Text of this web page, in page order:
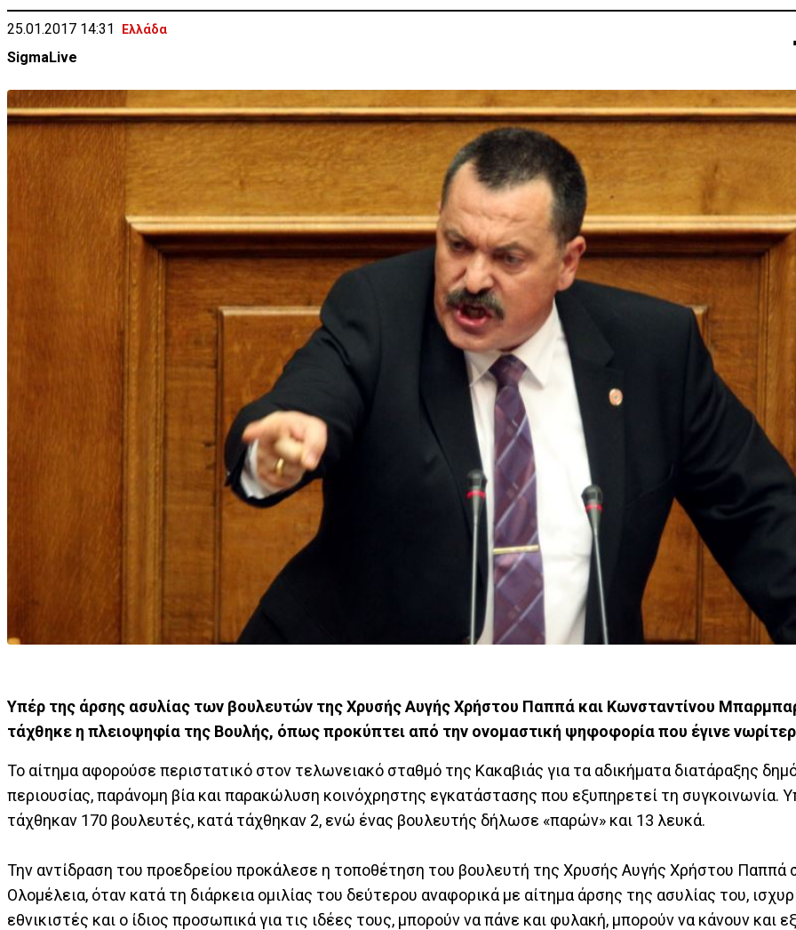
25.01.2017 14:31 Ελλάδα
SigmaLive
Υπέρ της άρσης ασυλίας των βουλευτών της Χρυσής Αυγής Χρήστου Παππά και Κωνσταντίνου
τάχθηκε η πλειοψηφία της Βουλής, όπως προκύπτει από την ονομαστική ψηφοφορία που έγινε
Το αίτημα αφορούσε περιστατικό στον τελωνειακό σταθμό της Κακαβιάς για τα αδικήματα διατάραξης
περιουσίας, παράνομη βία και παρακώλυση κοινόχρηστης εγκατάστασης που εξυπηρετεί τη συγκοινωνία.
τάχθηκαν 170 βουλευτές, κατά τάχθηκαν 2, ενώ ένας βουλευτής δήλωσε «παρών» και 13 λευκά.
Την αντίδραση του προεδρείου προκάλεσε η τοποθέτηση του βουλευτή της Χρυσής Αυγής Χρήστου Παππά
Ολομέλεια, όταν κατά τη διάρκεια ομιλίας του δεύτερου αναφορικά με αίτημα άρσης της ασυλίας του,
εθνικιστές και ο ίδιος προσωπικά για τις ιδέες τους, μπορούν να πάνε και φυλακή, μπορούν να κάνουν και